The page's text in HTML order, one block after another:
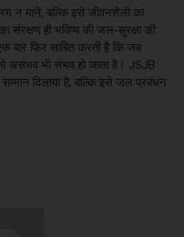
न मानें, बल्कि इसे जीवनशैली का
संरक्षण ही भविष्य की जल-सुरक्षा की
बार फिर साबित करती है कि जब
असंभव भी संभव हो जाता है। JSJB
दिलाया है, बल्कि इसे जल प्रबंधन